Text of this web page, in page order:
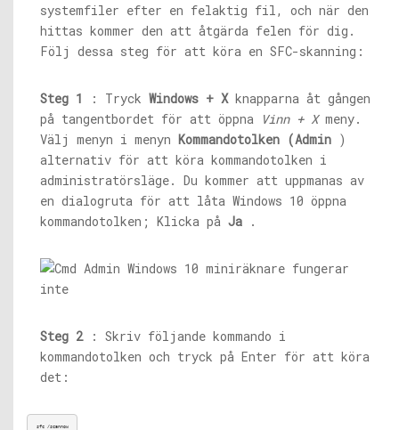
systemfiler efter en felaktig fil, och när den
hittas kommer den att åtgärda felen för dig.
Följ dessa steg för att köra en SFC-skanning:
Steg 1 : Tryck Windows + Xknapparna åt gången
på tangentbordet för att öppna Vinn + Xmeny.
Välj menyn i menyn Kommandotolken (Admin )
alternativ för att köra kommandotolken i
administratörsläge. Du kommer att uppmanas av
en dialogruta för att låta Windows 10 öppna
kommandotolken; Klicka på Ja .
Steg 2: Skriv följande kommando i
kommandotolken och tryck på Enter för att köra
det:
sfc /scannow